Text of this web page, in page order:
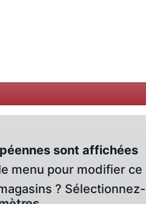
sont affichées
menu pour modifier ce
?